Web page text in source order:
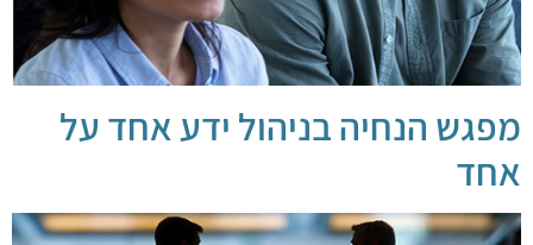
מפגש הנחיה בניהול ידע אחד על
אחד